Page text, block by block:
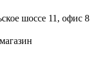
шоссе 11, офис 8